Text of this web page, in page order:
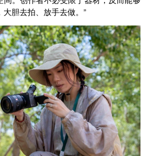
胆去拍、放手去做。”